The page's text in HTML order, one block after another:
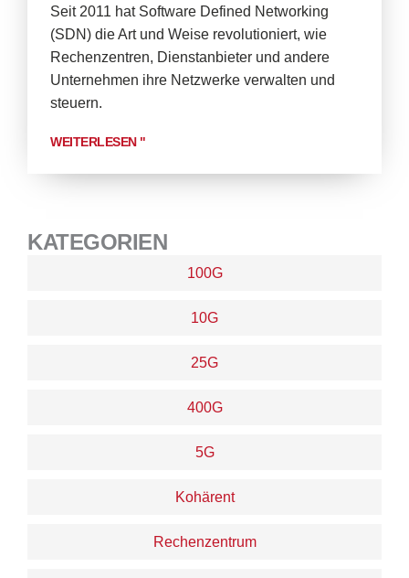
KATEGORIEN
100G
10G
25G
400G
5G
Kohärent
Rechenzentrum
Seit 2011 hat Software Defined Networking
(SDN) die Art und Weise revolutioniert, wie
Rechenzentren, Dienstanbieter und andere
Unternehmen ihre Netzwerke verwalten und
steuern.
WEITERLESEN "